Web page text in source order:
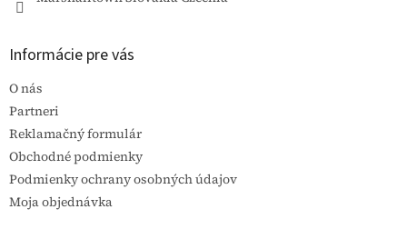
Informácie pre vás
O nás
Partneri
Reklamačný formulár
Obchodné podmienky
Podmienky ochrany osobných údajov
Moja objednávka